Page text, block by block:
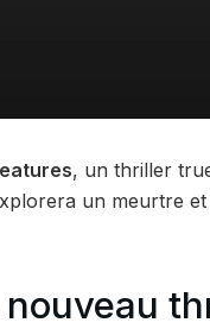
, un thriller
un meurtre